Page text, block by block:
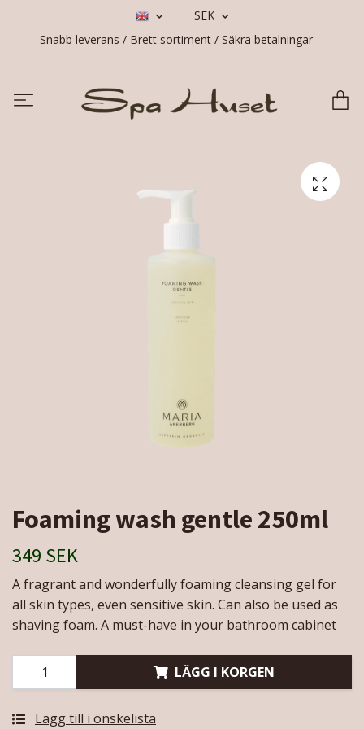
SEK
Snabb leverans / Brett sortiment / Säkra betalningar
Foaming wash gentle 250ml
349 SEK
A fragrant and wonderfully foaming cleansing gel for
all skin types, even sensitive skin. Can also be used as
shaving foam. A must-have in your bathroom cabinet
LÄGG I KORGEN
Lägg till i önskelista